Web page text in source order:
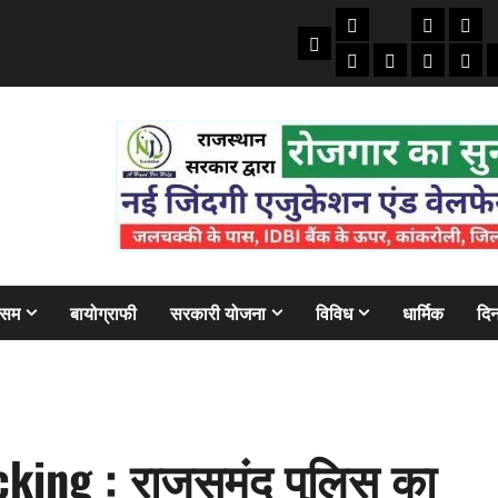
Home
तकनीकी
ऑटो
मोबाइल
क्राइम/
अजबबैंक
बायोग्राफी सरकारी योजना विविध धार्मिक
: राजसमंद पुलिस का